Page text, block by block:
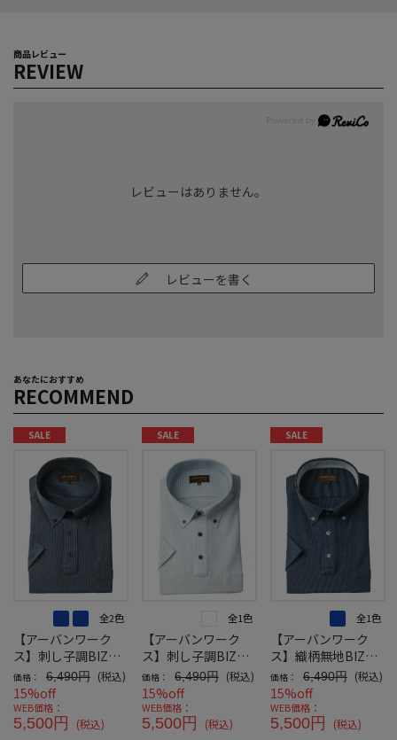
商品レビュー
REVIEW
レビューはありません。
レビューを書く
あなたにおすすめ
RECOMMEND
SALE
全2色
【アーバンワーク
ス】刺し子調BIZポ
ロシャツボタンダウ
ン半袖
価格： 6,490円 (税込)
15%off
WEB価格：
5,500円 (税込)
SALE
全1色
【アーバンワーク
ス】刺し子調BIZポ
ロシャツボタンダウ
ン半袖
価格： 6,490円 (税込)
15%off
WEB価格：
5,500円 (税込)
SALE
全1色
【アーバンワーク
ス】織柄無地BIZポ
ロシャツボタンダウ
ン半袖
価格： 6,490円 (税込)
15%off
WEB価格：
5,500円 (税込)